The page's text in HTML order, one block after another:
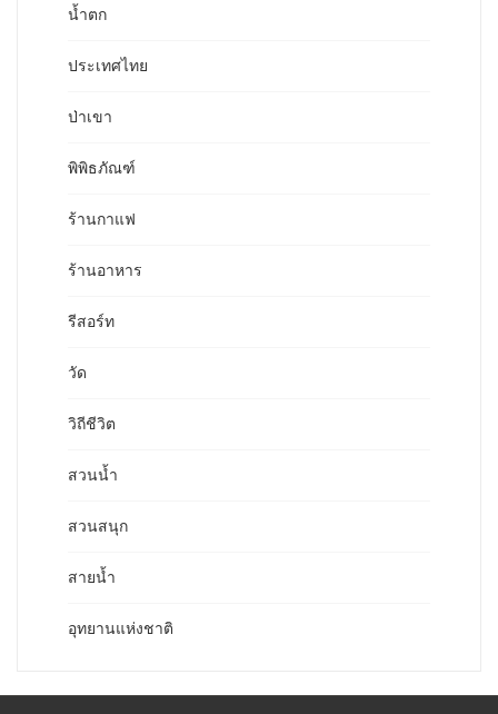
น้ำตก
ประเทศไทย
ป่าเขา
พิพิธภัณฑ์
ร้านกาแฟ
ร้านอาหาร
รีสอร์ท
วัด
วิถีชีวิต
สวนน้ำ
สวนสนุก
สายน้ำ
อุทยานแห่งชาติ